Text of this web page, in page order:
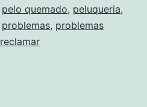
pelo quemado, peluqueria,
problemas, problemas
reclamar